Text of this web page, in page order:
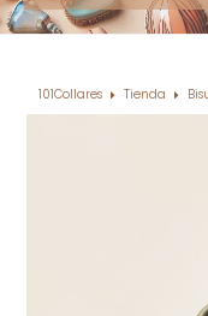
101Collares Tienda